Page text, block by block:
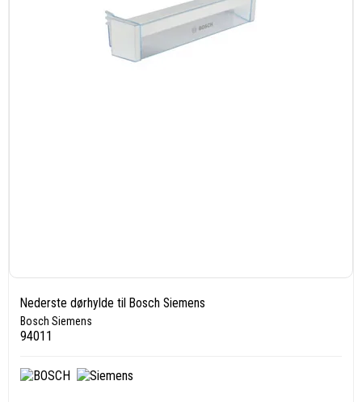
Nederste dørhylde til Bosch Siemens
Bosch Siemens
94011